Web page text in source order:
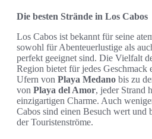
Die besten Strände in Los Cabos
Los Cabos ist bekannt für seine
sowohl für Abenteuerlustige als
perfekt geeignet sind. Die Vielfalt
Region bietet für jedes Geschmack
Ufern von Playa Medano bis zu
von Playa del Amor, jeder Strand
einzigartigen Charme. Auch
Cabos sind einen Besuch wert und
der Touristenströme.